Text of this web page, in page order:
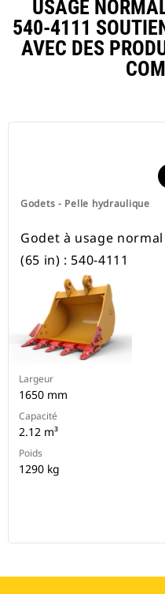
USAGE
540-4111
AVEC DES
Godets - Pelle hydraulique
Godet à usage
(65 in) : 540-4111
Largeur
1650 mm
Capacité
2.12 m³
Poids
1290 kg